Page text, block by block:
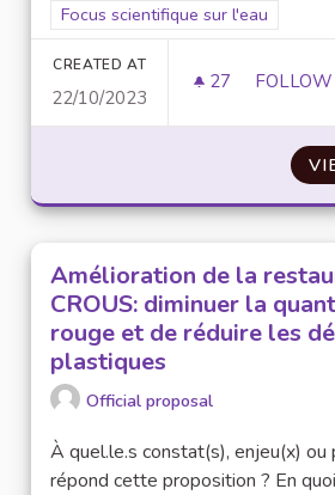
Filter results for scope: Focus
Focus scientifique sur l'eau
CREATED AT
22/10/2023
27 27
FOLLOW
Amélioration de la
CROUS: diminuer la
rouge et de réduire les
plastiques
Official proposal
À quel.le.s constat(s), enjeu(x) ou
répond cette proposition ? En